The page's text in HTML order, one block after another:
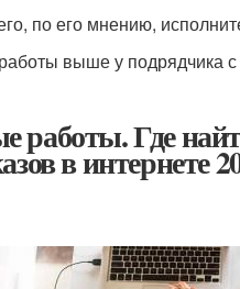
по его мнению,
выше у подрядчика
работы. Где
в интернете